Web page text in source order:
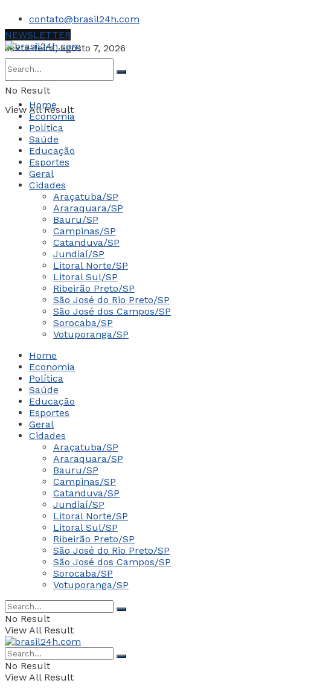
contato@brasil24h.com
sexta-feira, agosto 7, 2026
No Result
View All Result
NEWSLETTER
Home
Economia
Política
Saúde
Educação
Esportes
Geral
Cidades
Araçatuba/SP
Araraquara/SP
Bauru/SP
Campinas/SP
Catanduva/SP
Jundiaí/SP
Litoral Norte/SP
Litoral Sul/SP
Ribeirão Preto/SP
São José do Rio Preto/SP
São José dos Campos/SP
Sorocaba/SP
Votuporanga/SP
Home
Economia
Política
Saúde
Educação
Esportes
Geral
Cidades
Araçatuba/SP
Araraquara/SP
Bauru/SP
Campinas/SP
Catanduva/SP
Jundiaí/SP
Litoral Norte/SP
Litoral Sul/SP
Ribeirão Preto/SP
São José do Rio Preto/SP
São José dos Campos/SP
Sorocaba/SP
Votuporanga/SP
No Result
View All Result
No Result
View All Result